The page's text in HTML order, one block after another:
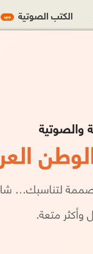
الكتب الصوتية جديد